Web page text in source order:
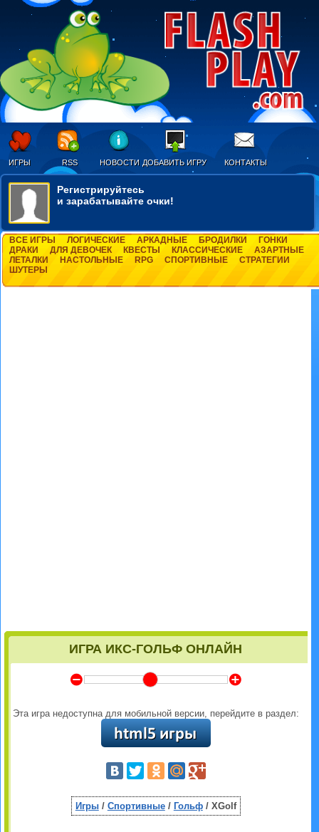
ИГРЫ RSS НОВОСТИ ДОБАВИТЬ ИГРУ КОНТАКТЫ
Регистрируйтесь
и зарабатывайте очки!
ВСЕ ИГРЫ ЛОГИЧЕСКИЕ АРКАДНЫЕ БРОДИЛКИ
ГОНКИ
ДРАКИ
ДЛЯ ДЕВОЧЕК КВЕСТЫ КЛАССИЧЕСКИЕ
АЗАРТНЫЕ
ЛЕТАЛКИ
НАСТОЛЬНЫЕ RPG СПОРТИВНЫЕ
СТРАТЕГИИ
ШУТЕРЫ
ИГРА ИКС-ГОЛЬФ ОНЛАЙН
Y Z
Эта игра недоступна для мобильной версии, перейдите в раздел:
Игры/ Спортивные/ Гольф/ XGolf